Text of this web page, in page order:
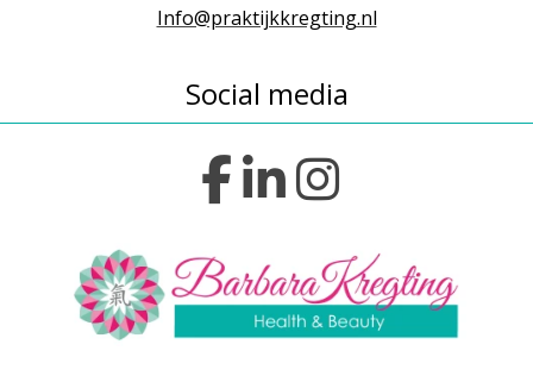
Info@praktijkkregting.nl
Social media